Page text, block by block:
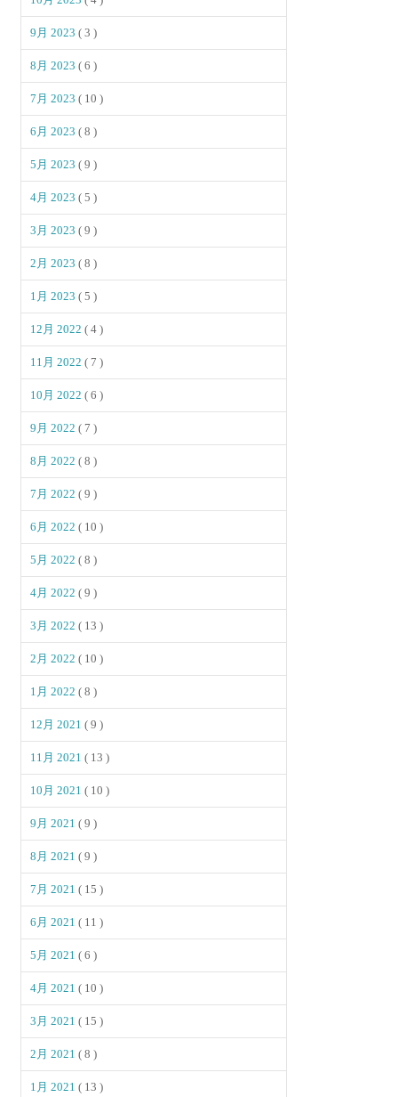
9月 2023( 3 )
8月 2023( 6 )
7月 2023( 10 )
6月 2023( 8 )
5月 2023( 9 )
4月 2023( 5 )
3月 2023( 9 )
2月 2023( 8 )
1月 2023( 5 )
12月 2022( 4 )
11月 2022( 7 )
10月 2022( 6 )
9月 2022( 7 )
8月 2022( 8 )
7月 2022( 9 )
6月 2022( 10 )
5月 2022( 8 )
4月 2022( 9 )
3月 2022( 13 )
2月 2022( 10 )
1月 2022( 8 )
12月 2021( 9 )
11月 2021( 13 )
10月 2021( 10 )
9月 2021( 9 )
8月 2021( 9 )
7月 2021( 15 )
6月 2021( 11 )
5月 2021( 6 )
4月 2021( 10 )
3月 2021( 15 )
2月 2021( 8 )
1月 2021( 13 )